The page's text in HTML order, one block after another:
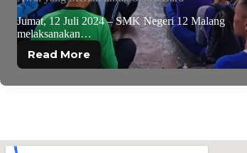
Jumat, 12 Juli 2024 – SMK Negeri 12 Malang
melaksanakan…
Read More